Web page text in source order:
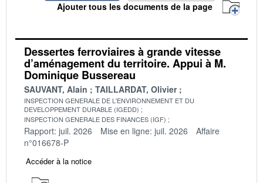
Ajouter tous les documents de la page
Dessertes ferroviaires à grande vitesse
d’aménagement du territoire. Appui à M.
Dominique Bussereau
SAUVANT, Alain TAILLARDAT, Olivier
INSPECTION GENERALE DE L'ENVIRONNEMENT ET DU
DEVELOPPEMENT DURABLE (IGEDD)
INSPECTION GENERALE DES FINANCES (IGF)
Rapport: juil. 2026 Mise en ligne: juil. 2026
Affaire
n°016678-P
Accéder à la notice